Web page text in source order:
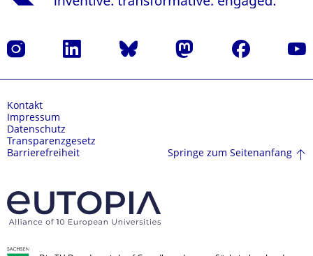
Instagram LinkedIn Bluesky Mastodon Facebook
Kontakt
Impressum
Datenschutz
Transparenzgesetz
Barrierefreiheit
Springe zum Seitenanfang